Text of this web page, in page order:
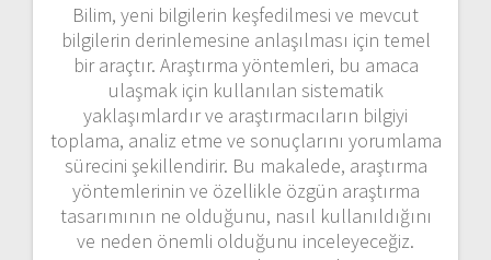
Bilim, yeni bilgilerin keşfedilmesi ve mevcut
bilgilerin derinlemesine anlaşılması için temel
bir araçtır. Araştırma yöntemleri, bu amaca
ulaşmak için kullanılan sistematik
yaklaşımlardır ve araştırmacıların bilgiyi
toplama, analiz etme ve sonuçlarını yorumlama
sürecini şekillendirir. Bu makalede, araştırma
yöntemlerinin ve özellikle özgün araştırma
tasarımının ne olduğunu, nasıl kullanıldığını
ve neden önemli olduğunu inceleyeceğiz.